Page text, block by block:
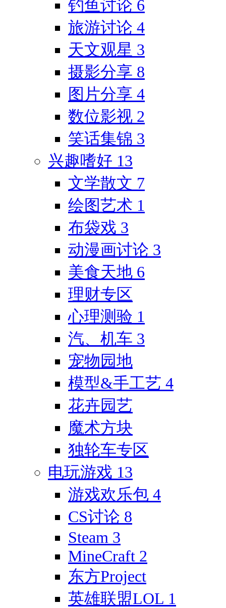
钓鱼讨论 6
旅游讨论 4
天文观星 3
摄影分享 8
图片分享 4
数位影视 2
笑话集锦 3
兴趣嗜好 13
文学散文 7
绘图艺术 1
布袋戏 3
动漫画讨论 3
美食天地 6
理财专区
心理测验 1
汽、机车 3
宠物园地
模型&手工艺 4
花卉园艺
魔术方块
独轮车专区
电玩游戏 13
游戏欢乐包 4
CS讨论 8
Steam 3
MineCraft 2
东方Project
英雄联盟LOL 1